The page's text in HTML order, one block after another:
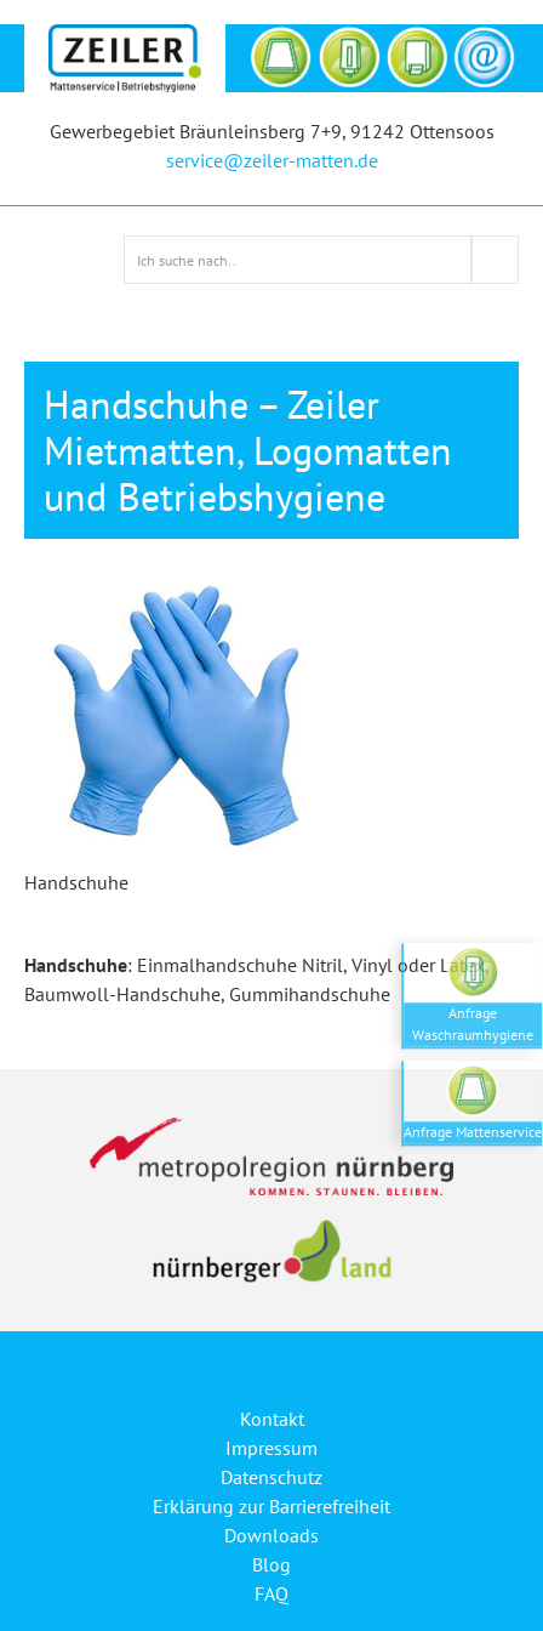
Gewerbegebiet Bräunleinsberg 7+9, 91242 Ottensoos
service@zeiler-matten.de
Handschuhe – Zeiler
Mietmatten, Logomatten
und Betriebshygiene
Handschuhe
Handschuhe: Einmalhandschuhe Nitril, Vinyl oder Latex,
Baumwoll-Handschuhe, Gummihandschuhe
Kontakt
Impressum
Datenschutz
Erklärung zur Barrierefreiheit
Downloads
Blog
FAQ
Anfrage
Waschraumhygiene
Anfrage Mattenservice